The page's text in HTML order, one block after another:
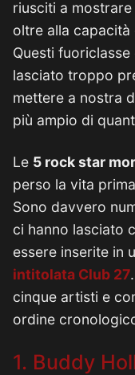
riusciti a
oltre alla
Questi
lasciato troppo
mettere a nostra
più ampio di
Le 5 rock star
perso la vita
Sono davvero
ci hanno lasciato
essere inserite in
intitolata Club 27
cinque artisti e
ordine
1. Buddy